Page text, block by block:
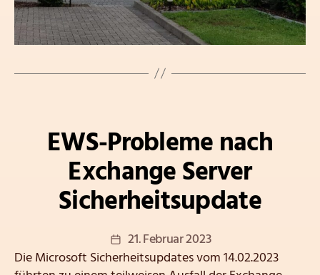
EWS-Probleme nach
Exchange Server
Sicherheitsupdate
Veröffentlichungsdatum
21. Februar 2023
Die Microsoft Sicherheitsupdates vom 14.02.2023